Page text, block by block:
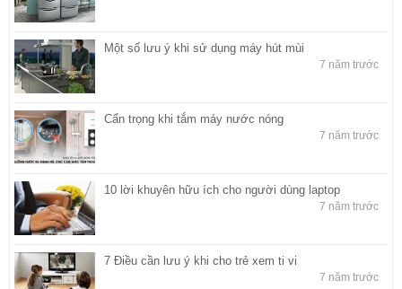
Một số lưu ý khi sử dụng máy hút mùi
7 năm trước
Cẩn trọng khi tắm máy nước nóng
7 năm trước
10 lời khuyên hữu ích cho người dùng laptop
7 năm trước
7 Điều cần lưu ý khi cho trẻ xem ti vi
7 năm trước